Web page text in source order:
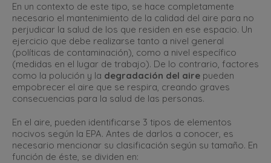
En un contexto de este tipo, se hace completamente
necesario el mantenimiento de la calidad del aire para no
perjudicar la salud de los que residen en ese espacio. Un
ejercicio que debe realizarse tanto a nivel general
(políticas de contaminación), como a nivel específico
(medidas en el lugar de trabajo). De lo contrario, factores
como la polución y la degradación del aire pueden
empobrecer el aire que se respira, creando graves
consecuencias para la salud de las personas.
En el aire, pueden identificarse 3 tipos de elementos
nocivos según la EPA. Antes de darlos a conocer, es
necesario mencionar su clasificación según su tamaño. En
función de éste, se dividen en: